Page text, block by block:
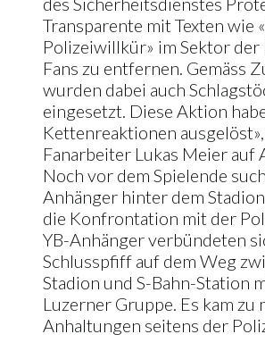
Transparente mit Texten wie
Polizeiwillkür» im Sektor der
Fans zu entfernen. Gemäss
wurden dabei auch
eingesetzt. Diese Aktion
Kettenreaktionen
Fanarbeiter Lukas Meier auf
Noch vor dem Spielende
Anhänger hinter dem
die Konfrontation mit der
YB-Anhänger verbündeten
Schlusspfiff auf dem Weg
Stadion und S-Bahn-Station
Luzerner Gruppe. Es kam zu
Anhaltungen seitens der